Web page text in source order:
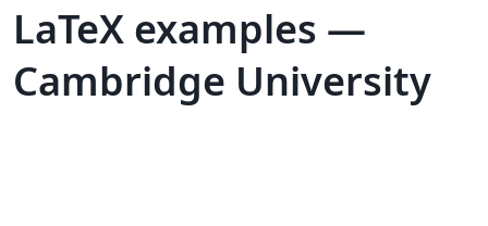
LaTeX examples —
Cambridge University